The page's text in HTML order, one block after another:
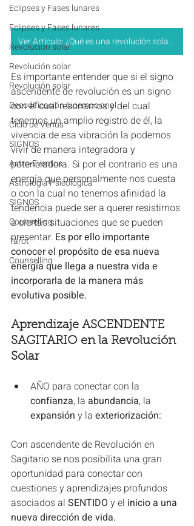
Eclipses y Fases lunares
Eclipses y Fases lunares
Revolución solar
Revolución solar
Revolución solar
Decodificación bioemocional
Ciclo de Venus
SIGNOS
Astro-Eventos
Astrología Psicológica
SIGNOS
Counselling
Tarot
Counselling
Ver Artículo: ¿Qué es una revolución solar y para qué sirve?
Es importante entender que si el signo
ascendente de revolución es un signo
con el cual resonamos y del cual
tenemos un amplio registro de él, la
vivencia de esa vibración la podemos
vivir de manera integradora y
potenciadora. Si por el contrario es una
energía que personalmente nos cuesta
o con la cual no tenemos afinidad la
tendencia puede ser a querer resistirnos
a ciertas situaciones que se pueden
presentar. Es por ello importante
conocer el propósito de esa nueva
energía que llega a nuestra vida e
incorporarla de la manera más
evolutiva posible.
Aprendizaje ASCENDENTE
SAGITARIO en la Revolución
Solar
AÑO para conectar con la
confianza, la abundancia, la
expansión y la exteriorización:
Con ascendente de Revolución en
Sagitario se nos posibilita una gran
oportunidad para conectar con
cuestiones y aprendizajes profundos
asociados al SENTIDO y el inicio a una
nueva dirección de vida.